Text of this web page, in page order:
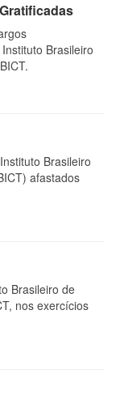
Brasileiro
Brasileiro
afastados
Brasileiro de
nos exercícios